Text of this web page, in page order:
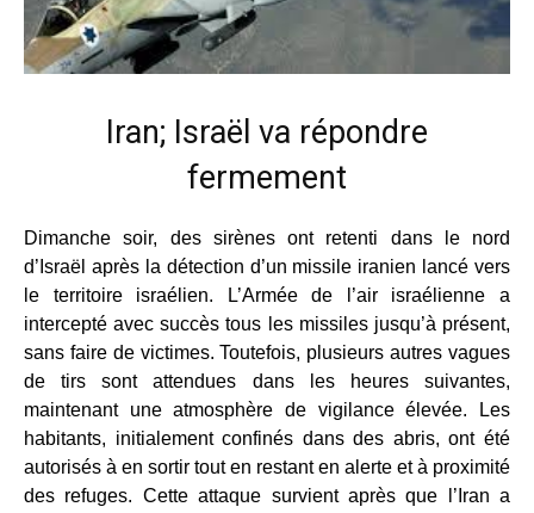
Iran; Israël va répondre
fermement
Dimanche soir, des sirènes ont retenti dans le nord
d’Israël après la détection d’un missile iranien lancé vers
le territoire israélien. L’Armée de l’air israélienne a
intercepté avec succès tous les missiles jusqu’à présent,
sans faire de victimes. Toutefois, plusieurs autres vagues
de tirs sont attendues dans les heures suivantes,
maintenant une atmosphère de vigilance élevée. Les
habitants, initialement confinés dans des abris, ont été
autorisés à en sortir tout en restant en alerte et à proximité
des refuges. Cette attaque survient après que l’Iran a